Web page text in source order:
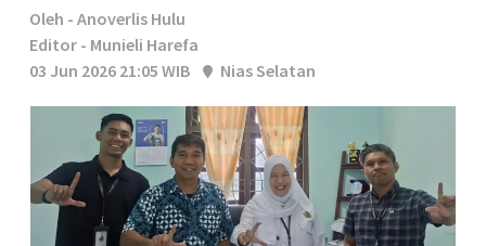
Oleh - Anoverlis Hulu
Editor - Munieli Harefa
03 Jun 2026 21:05 WIB
Nias Selatan